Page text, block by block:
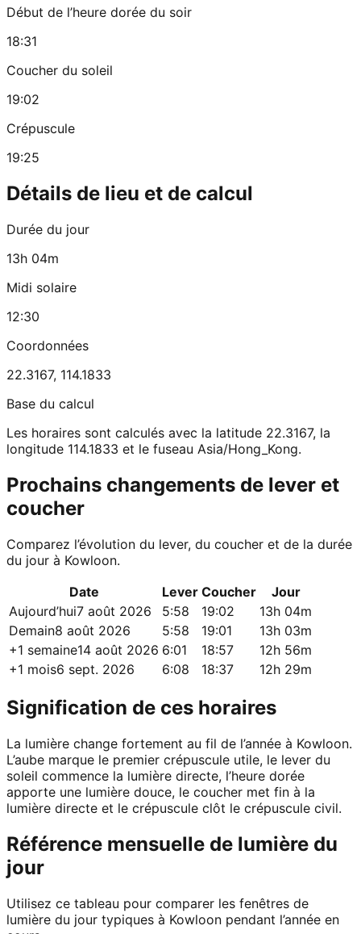
Début de l’heure dorée du soir
18:31
Coucher du soleil
19:02
Crépuscule
19:25
Détails de lieu et de calcul
Durée du jour
13h 04m
Midi solaire
12:30
Coordonnées
22.3167, 114.1833
Base du calcul
Les horaires sont calculés avec la latitude 22.3167, la
longitude 114.1833 et le fuseau Asia/Hong_Kong.
Prochains changements de lever et
coucher
Comparez l’évolution du lever, du coucher et de la durée
du jour à Kowloon.
Date
Lever Coucher
Jour
Aujourd’hui7 août 2026 5:58 19:02
13h 04m
Demain8 août 2026 5:58 19:01
13h 03m
+1 semaine14 août 2026 6:01 18:57
12h 56m
+1 mois6 sept. 2026 6:08 18:37 12h 29m
Signification de ces horaires
La lumière change fortement au fil de l’année à Kowloon.
L’aube marque le premier crépuscule utile, le lever du
soleil commence la lumière directe, l’heure dorée
apporte une lumière douce, le coucher met fin à la
lumière directe et le crépuscule clôt le crépuscule civil.
Référence mensuelle de lumière du
jour
Utilisez ce tableau pour comparer les fenêtres de
lumière du jour typiques à Kowloon pendant l’année en